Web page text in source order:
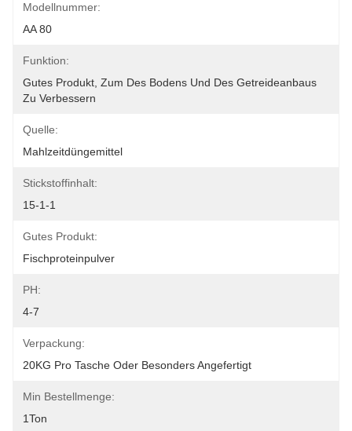
Modellnummer:
AA 80
Funktion:
Gutes Produkt, Zum Des Bodens Und Des Getreideanbaus
Zu Verbessern
Quelle:
Mahlzeitdüngemittel
Stickstoffinhalt:
15-1-1
Gutes Produkt:
Fischproteinpulver
PH:
4-7
Verpackung:
20KG Pro Tasche Oder Besonders Angefertigt
Min Bestellmenge:
1Ton